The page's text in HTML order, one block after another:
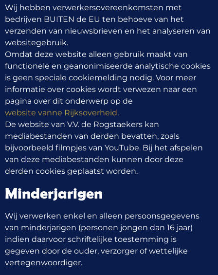
Wij hebben verwerkersovereenkomsten met
bedrijven BUITEN de EU ten behoeve van het
verzenden van nieuwsbrieven en het analyseren van
websitegebruik.
Omdat deze website alleen gebruik maakt van
functionele en geanonimiseerde analytische cookies
is geen speciale cookiemelding nodig. Voor meer
informatie over cookies wordt verwezen naar een
pagina over dit onderwerp op de
website vanne Rijksoverheid.
De website van V.V. de Rogstaekers kan
mediabestanden van derden bevatten, zoals
bijvoorbeeld filmpjes van YouTube. Bij het afspelen
van deze mediabestanden kunnen door deze
derden cookies geplaatst worden.
Minderjarigen
Wij verwerken enkel en alleen persoonsgegevens
van minderjarigen (personen jongen dan 16 jaar)
indien daarvoor schriftelijke toestemming is
gegeven door de ouder, verzorger of wettelijke
vertegenwoordiger.